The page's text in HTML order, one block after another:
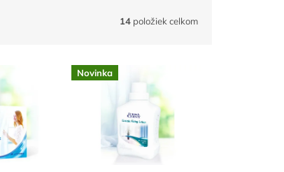
14 položiek celkom
Novinka